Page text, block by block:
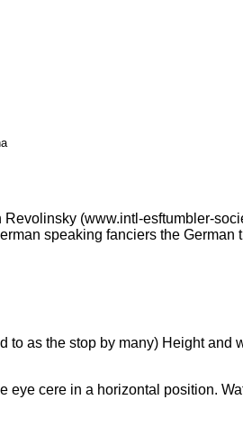
(www.intl-esftumbler-
speaking fanciers the German
to as the stop by many) Height and
eye cere in a horizontal position.